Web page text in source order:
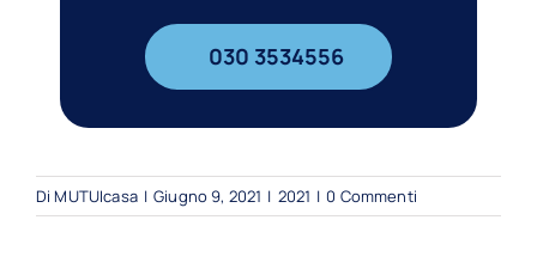
030 3534556
DiMUTUIcasa | Giugno 9, 2021 | 2021 | 0 Commenti